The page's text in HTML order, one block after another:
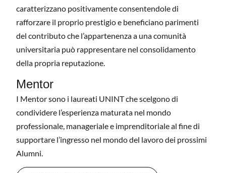
caratterizzano positivamente consentendole di
rafforzare il proprio prestigio e beneficiano parimenti
del contributo che l’appartenenza a una comunità
universitaria può rappresentare nel consolidamento
della propria reputazione.
Mentor
I Mentor sono i laureati UNINT che scelgono di
condividere l’esperienza maturata nel mondo
professionale, manageriale e imprenditoriale al fine di
supportare l’ingresso nel mondo del lavoro dei prossimi
Alumni.